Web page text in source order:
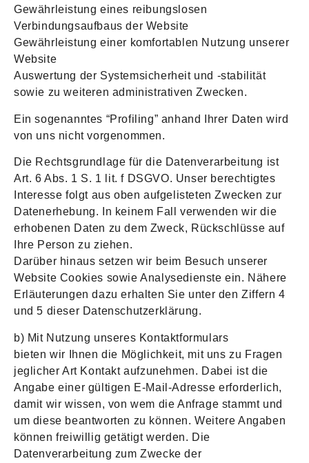
Gewährleistung eines reibungslosen
Verbindungsaufbaus der Website
Gewährleistung einer komfortablen Nutzung unserer
Website
Auswertung der Systemsicherheit und -stabilität
sowie zu weiteren administrativen Zwecken.
Ein sogenanntes “Profiling” anhand Ihrer Daten wird
von uns nicht vorgenommen.
Die Rechtsgrundlage für die Datenverarbeitung ist
Art. 6 Abs. 1 S. 1 lit. f DSGVO. Unser berechtigtes
Interesse folgt aus oben aufgelisteten Zwecken zur
Datenerhebung. In keinem Fall verwenden wir die
erhobenen Daten zu dem Zweck, Rückschlüsse auf
Ihre Person zu ziehen.
Darüber hinaus setzen wir beim Besuch unserer
Website Cookies sowie Analysedienste ein. Nähere
Erläuterungen dazu erhalten Sie unter den Ziffern 4
und 5 dieser Datenschutzerklärung.
b) Mit Nutzung unseres Kontaktformulars
bieten wir Ihnen die Möglichkeit, mit uns zu Fragen
jeglicher Art Kontakt aufzunehmen. Dabei ist die
Angabe einer gültigen E-Mail-Adresse erforderlich,
damit wir wissen, von wem die Anfrage stammt und
um diese beantworten zu können. Weitere Angaben
können freiwillig getätigt werden. Die
Datenverarbeitung zum Zwecke der